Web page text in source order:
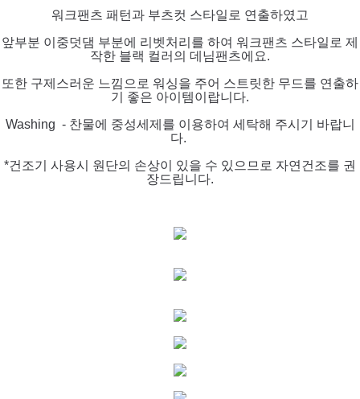
워크팬츠 패턴과 부츠컷 스타일로 연출하였고
앞부분 이중덧댐 부분에 리벳처리를 하여 워크팬츠 스타일로 제
작한 블랙 컬러의 데님팬츠에요.
또한 구제스러운 느낌으로 워싱을 주어 스트릿한 무드를 연출하
기 좋은 아이템이랍니다.
Washing - 찬물에 중성세제를 이용하여 세탁해 주시기 바랍니
다.
*건조기 사용시 원단의 손상이 있을 수 있으므로 자연건조를 권
장드립니다.